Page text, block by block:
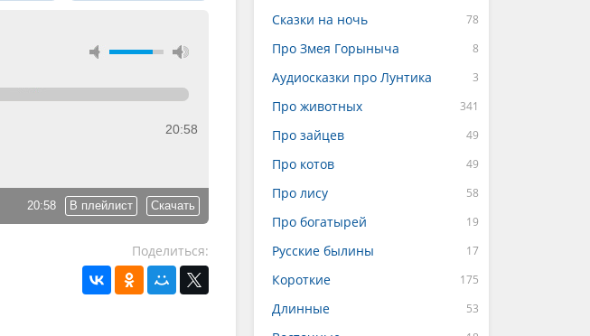
20:58
20:58 В плейлист Скачать
Поделиться:
Сказки на ночь
Про Змея Горыныча
Аудиосказки про Лунтика
Про животных
Про зайцев
Про котов
Про лису
Про богатырей
Русские былины
Короткие
Длинные